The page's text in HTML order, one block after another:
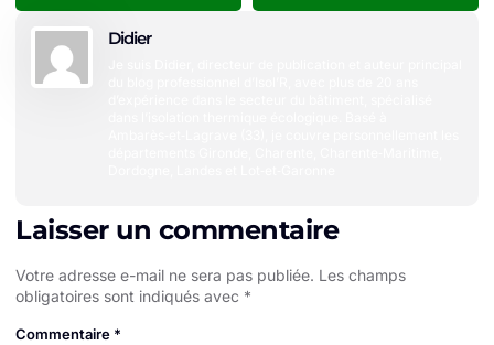
Didier
Laisser un commentaire
Votre adresse e-mail ne sera pas publiée. Les champs
obligatoires sont indiqués avec *
Commentaire *